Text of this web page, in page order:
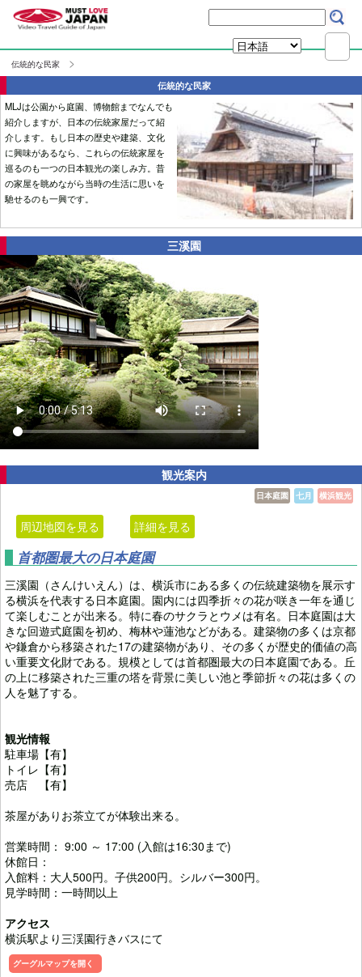
伝統的な民家
伝統的な民家
MLJは公園から庭園、博物館までなんでも
紹介しますが、日本の伝統家屋だって紹
介します。もし日本の歴史や建築、文化
に興味があるなら、これらの伝統家屋を
巡るのも一つの日本観光の楽しみ方。昔
の家屋を眺めながら当時の生活に思いを
馳せるのも一興です。
三溪園
観光案内
横浜観光
七月
日本庭園
周辺地図を見る 詳細を見る
首都圏最大の日本庭園
三溪園（さんけいえん）は、横浜市にある多くの伝統建築物を展示す
る横浜を代表する日本庭園。園内には四季折々の花が咲き一年を通じ
て楽しむことが出来る。特に春のサクラとウメは有名。日本庭園は大
きな回遊式庭園を初め、梅林や蓮池などがある。建築物の多くは京都
や鎌倉から移築された17の建築物があり、その多くが歴史的価値の高
い重要文化財である。規模としては首都圏最大の日本庭園である。丘
の上に移築された三重の塔を背景に美しい池と季節折々の花は多くの
人を魅了する。
観光情報
駐車場【有】
トイレ【有】
売店 【有】
茶屋がありお茶立てが体験出来る。
営業時間： 9:00 ～ 17:00 (入館は16:30まで)
休館日：
入館料：大人500円。子供200円。シルバー300円。
見学時間：一時間以上
アクセス
横浜駅より三渓園行きバスにて
グーグルマップを開く